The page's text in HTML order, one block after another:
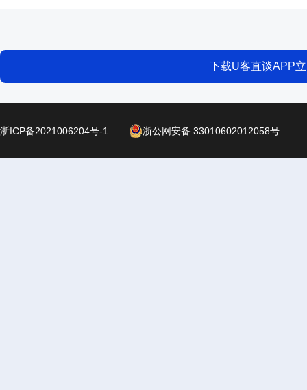
下载U客直谈APP
浙ICP备2021006204号-1 浙公网安备 33010602012058号